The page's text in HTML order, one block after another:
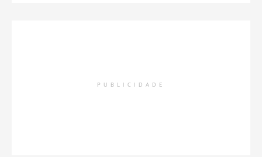
PUBLICIDADE